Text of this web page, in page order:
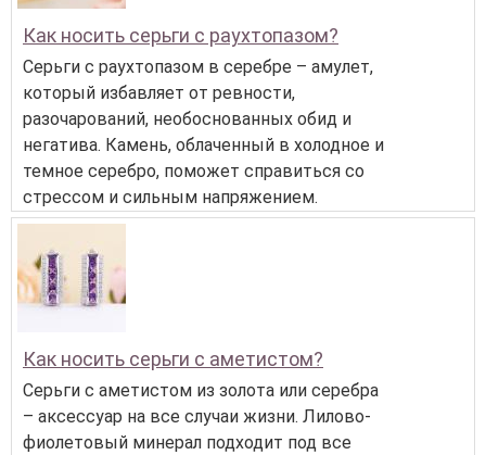
Как носить серьги с раухтопазом?
Серьги с раухтопазом в серебре – амулет,
который избавляет от ревности,
разочарований, необоснованных обид и
негатива. Камень, облаченный в холодное и
темное серебро, поможет справиться со
стрессом и сильным напряжением.
Как носить серьги с аметистом?
Серьги с аметистом из золота или серебра
– аксессуар на все случаи жизни. Лилово-
фиолетовый минерал подходит под все